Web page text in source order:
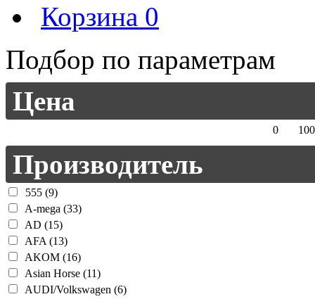
Корзина 0
Подбор по параметрам
Цена
0
Производитель
555 (9)
A-mega (33)
AD (15)
AFA (13)
AKOM (16)
Asian Horse (11)
AUDI/Volkswagen (6)